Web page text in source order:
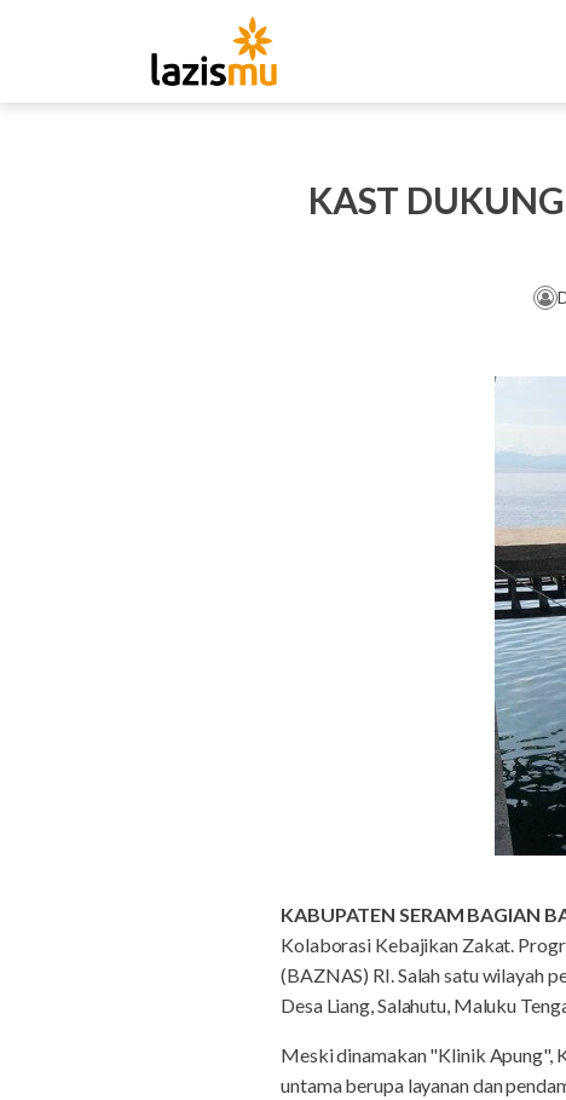
KAST
KABUPATEN SERAM BAGIAN
Kolaborasi Kebajikan Zakat.
(BAZNAS) RI. Salah satu wilayah
Desa Liang, Salahutu, Maluku
Meski dinamakan "Klinik Apung",
untama berupa layanan dan